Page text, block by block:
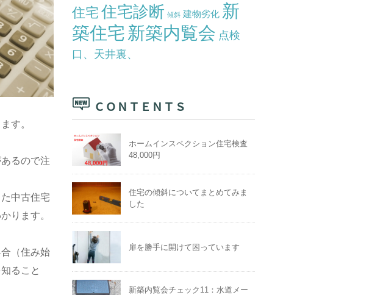
す。
るので注
中古住宅
ります。
（住み始
ること
住宅 住宅診断 傾斜 建物劣化 新
築住宅 新築内覧会 点検
口、天井裏、
ＣＯＮＴＥＮＴＳ
ホームインスペクション住宅検査
48,000円
住宅の傾斜についてまとめてみま
した
扉を勝手に開けて困っています
新築内覧会チェック11：水道メー